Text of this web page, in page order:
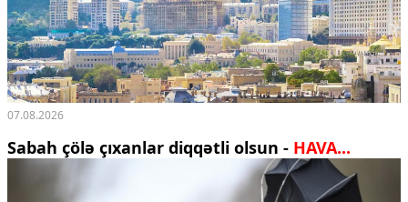
07.08.2026
Sabah çölə çıxanlar diqqətli olsun - HAVA...